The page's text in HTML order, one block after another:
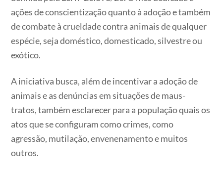
ações de conscientização quanto à adoção e também
de combate à crueldade contra animais de qualquer
espécie, seja doméstico, domesticado, silvestre ou
exótico.
A iniciativa busca, além de incentivar a adoção de
animais e as denúncias em situações de maus-
tratos, também esclarecer para a população quais os
atos que se configuram como crimes, como
agressão, mutilação, envenenamento e muitos
outros.